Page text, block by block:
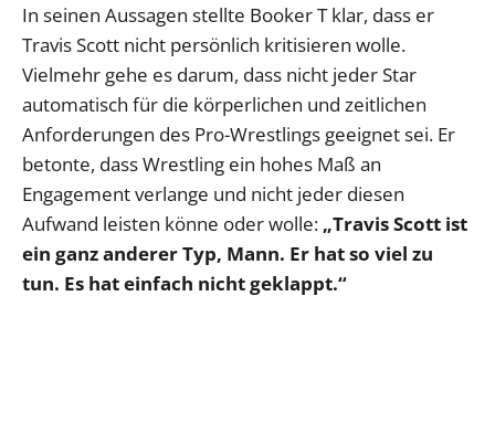
In seinen Aussagen stellte Booker T klar, dass er
Travis Scott nicht persönlich kritisieren wolle.
Vielmehr gehe es darum, dass nicht jeder Star
automatisch für die körperlichen und zeitlichen
Anforderungen des Pro-Wrestlings geeignet sei. Er
betonte, dass Wrestling ein hohes Maß an
Engagement verlange und nicht jeder diesen
Aufwand leisten könne oder wolle: „Travis Scott ist
ein ganz anderer Typ, Mann. Er hat so viel zu
tun. Es hat einfach nicht geklappt.“